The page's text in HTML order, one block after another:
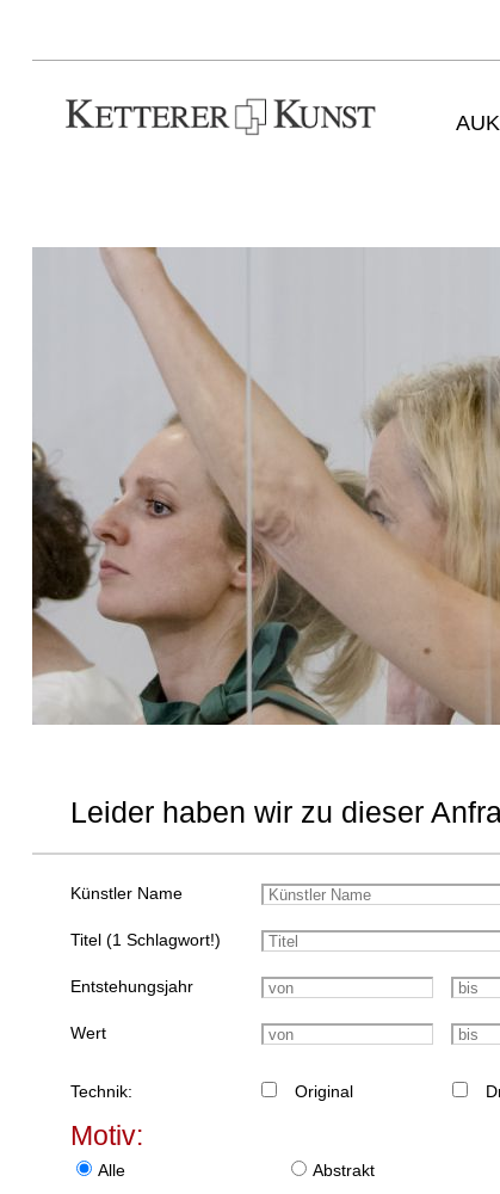
Leider haben wir zu dieser
Künstler Name
Titel (1 Schlagwort!)
Entstehungsjahr
Wert
Technik: Original
Motiv:
Alle Abstrakt